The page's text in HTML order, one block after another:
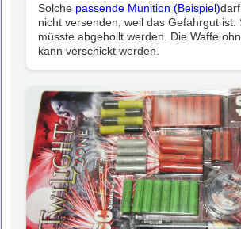
Solche passende Munition (Beispiel)
nicht versenden, weil das Gefahrgut ist.
müsste abgehollt werden. Die Waffe
kann verschickt werden.